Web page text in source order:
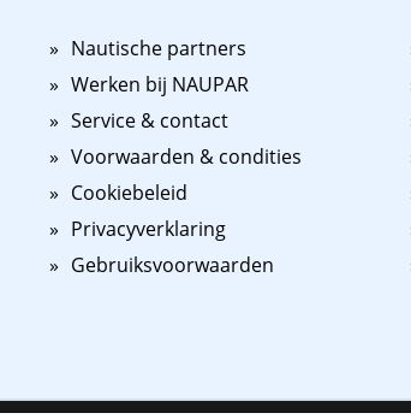
Nautische partners
Werken bij NAUPAR
Service & contact
Voorwaarden & condities
Cookiebeleid
Privacyverklaring
Gebruiksvoorwaarden